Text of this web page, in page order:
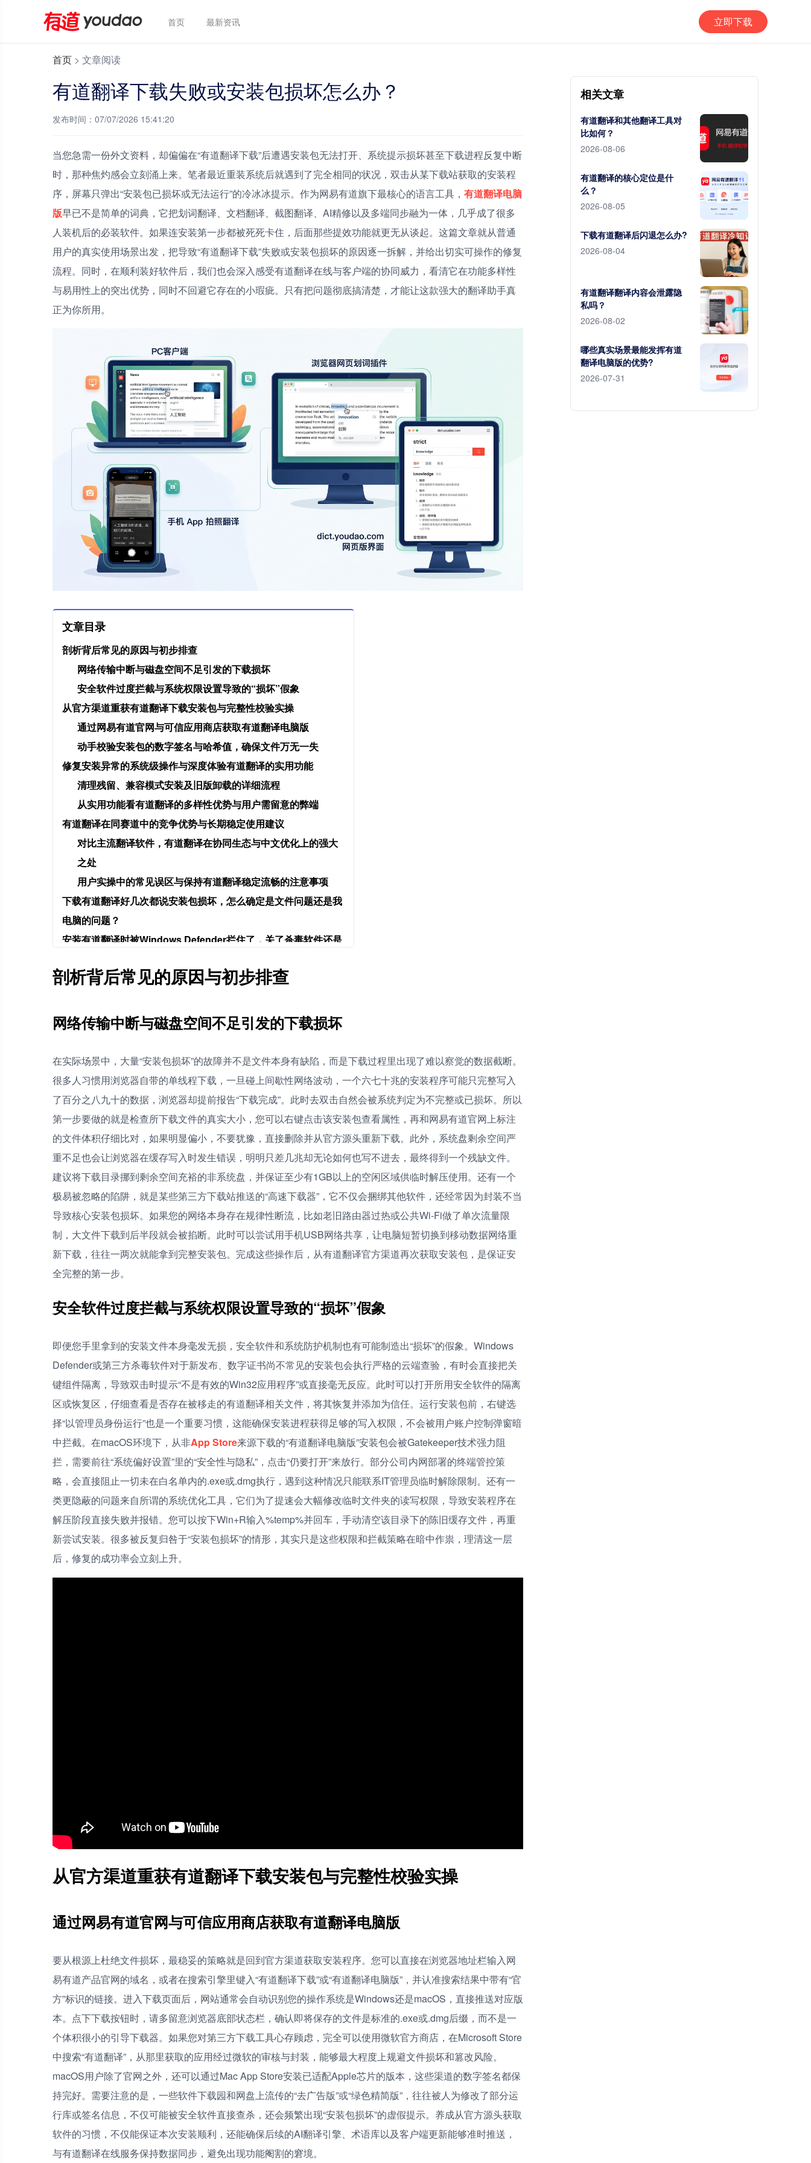
首页 最新资讯 立即下载
首页 > 文章阅读
有道翻译下载失败或安装包损坏怎么办？
发布时间：07/07/2026 15:41:20
当您急需一份外文资料，却偏偏在“有道翻译下载”后遭遇安装包无法打开、系统提示损坏甚至下载进程反复中断
时，那种焦灼感会立刻涌上来。笔者最近重装系统后就遇到了完全相同的状况，双击从某下载站获取的安装程
序，屏幕只弹出“安装包已损坏或无法运行”的冷冰冰提示。作为网易有道旗下最核心的语言工具， 有道翻译电脑
版早已不是简单的词典，它把划词翻译、文档翻译、截图翻译、AI精修以及多端同步融为一体，几乎成了很多
人装机后的必装软件。如果连安装第一步都被死死卡住，后面那些提效功能就更无从谈起。这篇文章就从普通
用户的真实使用场景出发，把导致“有道翻译下载”失败或安装包损坏的原因逐一拆解，并给出切实可操作的修复
流程。同时，在顺利装好软件后，我们也会深入感受有道翻译在线与客户端的协同威力，看清它在功能多样性
与易用性上的突出优势，同时不回避它存在的小瑕疵。只有把问题彻底搞清楚，才能让这款强大的翻译助手真
正为你所用。
文章目录
剖析背后常见的原因与初步排查
网络传输中断与磁盘空间不足引发的下载损坏
安全软件过度拦截与系统权限设置导致的“损坏”假象
从官方渠道重获有道翻译下载安装包与完整性校验实操
通过网易有道官网与可信应用商店获取有道翻译电脑版
动手校验安装包的数字签名与哈希值，确保文件万无一失
修复安装异常的系统级操作与深度体验有道翻译的实用功能
清理残留、兼容模式安装及旧版卸载的详细流程
从实用功能看有道翻译的多样性优势与用户需留意的弊端
有道翻译在同赛道中的竞争优势与长期稳定使用建议
对比主流翻译软件，有道翻译在协同生态与中文优化上的强大
之处
用户实操中的常见误区与保持有道翻译稳定流畅的注意事项
下载有道翻译好几次都说安装包损坏，怎么确定是文件问题还是我
电脑的问题？
安装有道翻译时被Windows Defender拦住了，关了杀毒软件还是
之前装过有道老版本，卸载后再装新版就一直报错，怎么彻底清
网络状况不太好，总是下载有道翻译到一半就中断，有稳妥的办法
剖析背后常见的原因与初步排查
网络传输中断与磁盘空间不足引发的下载损坏
在实际场景中，大量“安装包损坏”的故障并不是文件本身有缺陷，而是下载过程里出现了难以察觉的数据截断。
很多人习惯用浏览器自带的单线程下载，一旦碰上间歇性网络波动，一个六七十兆的安装程序可能只完整写入
了百分之八九十的数据，浏览器却提前报告“下载完成”。此时去双击自然会被系统判定为不完整或已损坏。所以
第一步要做的就是检查所下载文件的真实大小，您可以右键点击该安装包查看属性，再和网易有道官网上标注
的文件体积仔细比对，如果明显偏小，不要犹豫，直接删除并从官方源头重新下载。此外，系统盘剩余空间严
重不足也会让浏览器在缓存写入时发生错误，明明只差几兆却无论如何也写不进去，最终得到一个残缺文件。
建议将下载目录挪到剩余空间充裕的非系统盘，并保证至少有1GB以上的空闲区域供临时解压使用。还有一个
极易被忽略的陷阱，就是某些第三方下载站推送的“高速下载器”，它不仅会捆绑其他软件，还经常因为封装不当
导致核心安装包损坏。如果您的网络本身存在规律性断流，比如老旧路由器过热或公共Wi‑Fi做了单次流量限
制，大文件下载到后半段就会被掐断。此时可以尝试用手机USB网络共享，让电脑短暂切换到移动数据网络重
新下载，往往一两次就能拿到完整安装包。完成这些操作后，从有道翻译官方渠道再次获取安装包，是保证安
全完整的第一步。
安全软件过度拦截与系统权限设置导致的“损坏”假象
即便您手里拿到的安装文件本身毫发无损，安全软件和系统防护机制也有可能制造出“损坏”的假象。Windows
Defender或第三方杀毒软件对于新发布、数字证书尚不常见的安装包会执行严格的云端查验，有时会直接把关
键组件隔离，导致双击时提示“不是有效的Win32应用程序”或直接毫无反应。此时可以打开所用安全软件的隔离
区或恢复区，仔细查看是否存在被移走的有道翻译相关文件，将其恢复并添加为信任。运行安装包前，右键选
择“以管理员身份运行”也是一个重要习惯，这能确保安装进程获得足够的写入权限，不会被用户账户控制弹窗暗
中拦截。在macOS环境下，从非App Store来源下载的“有道翻译电脑版”安装包会被Gatekeeper技术强力阻
拦，需要前往“系统偏好设置”里的“安全性与隐私”，点击“仍要打开”来放行。部分公司内网部署的终端管控策
略，会直接阻止一切未在白名单内的.exe或.dmg执行，遇到这种情况只能联系IT管理员临时解除限制。还有一
类更隐蔽的问题来自所谓的系统优化工具，它们为了提速会大幅修改临时文件夹的读写权限，导致安装程序在
解压阶段直接失败并报错。您可以按下Win+R输入%temp%并回车，手动清空该目录下的陈旧缓存文件，再重
新尝试安装。很多被反复归咎于“安装包损坏”的情形，其实只是这些权限和拦截策略在暗中作祟，理清这一层
后，修复的成功率会立刻上升。
从官方渠道重获有道翻译下载安装包与完整性校验实操
通过网易有道官网与可信应用商店获取有道翻译电脑版
要从根源上杜绝文件损坏，最稳妥的策略就是回到官方渠道获取安装程序。您可以直接在浏览器地址栏输入网
易有道产品官网的域名，或者在搜索引擎里键入“有道翻译下载”或“有道翻译电脑版”，并认准搜索结果中带有“官
方”标识的链接。进入下载页面后，网站通常会自动识别您的操作系统是Windows还是macOS，直接推送对应版
本。点下下载按钮时，请多留意浏览器底部状态栏，确认即将保存的文件是标准的.exe或.dmg后缀，而不是一
个体积很小的引导下载器。如果您对第三方下载工具心存顾虑，完全可以使用微软官方商店，在Microsoft Store
中搜索“有道翻译”，从那里获取的应用经过微软的审核与封装，能够最大程度上规避文件损坏和篡改风险。
macOS用户除了官网之外，还可以通过Mac App Store安装已适配Apple芯片的版本，这些渠道的数字签名都保
持完好。需要注意的是，一些软件下载园和网盘上流传的“去广告版”或“绿色精简版”，往往被人为修改了部分运
行库或签名信息，不仅可能被安全软件直接查杀，还会频繁出现“安装包损坏”的虚假提示。养成从官方源头获取
软件的习惯，不仅能保证本次安装顺利，还能确保后续的AI翻译引擎、术语库以及客户端更新能够准时推送，
与有道翻译在线服务保持数据同步，避免出现功能阉割的窘境。
相关文章
有道翻译和其他翻译工具对
比如何？
2026-08-06
有道翻译的核心定位是什
么？
2026-08-05
下载有道翻译后闪退怎么办?
2026-08-04
有道翻译翻译内容会泄露隐
私吗？
2026-08-02
哪些真实场景最能发挥有道
翻译电脑版的优势?
2026-07-31